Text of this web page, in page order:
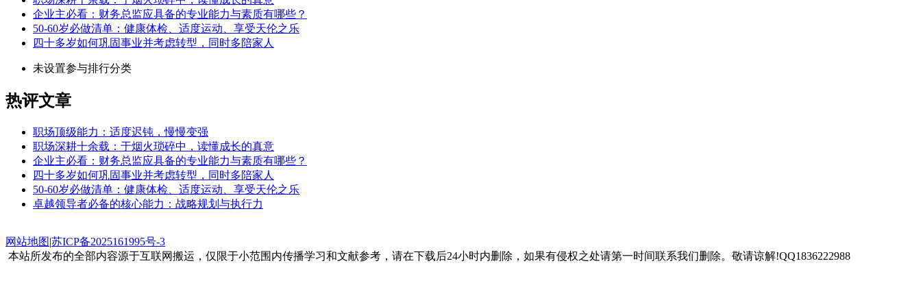
企业主必看：财务总监应具备的专业能力与素质有哪些？
50-60岁必做清单：健康体检、适度运动、享受天伦之乐
四十多岁如何巩固事业并考虑转型，同时多陪家人
未设置参与排行分类
热评文章
职场顶级能力：适度迟钝，慢慢变强
职场深耕十余载：于烟火琐碎中，读懂成长的真意
企业主必看：财务总监应具备的专业能力与素质有哪些？
四十多岁如何巩固事业并考虑转型，同时多陪家人
50-60岁必做清单：健康体检、适度运动、享受天伦之乐
卓越领导者必备的核心能力：战略规划与执行力
网站地图|苏ICP备2025161995号-3
本站所发布的全部内容源于互联网搬运，仅限于小范围内传播学习和文献参考，请在下载后24小时内删除，如果有侵权之处请第一时间联系我们删除。敬请谅解!QQ1836222988